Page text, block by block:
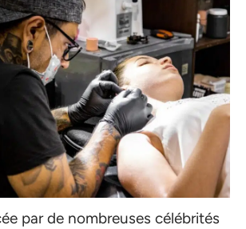
par de nombreuses célébrités